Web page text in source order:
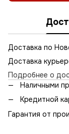
Доставка по
Доставка
Подробнее о
Наличными
Кредитной
Гарантия от